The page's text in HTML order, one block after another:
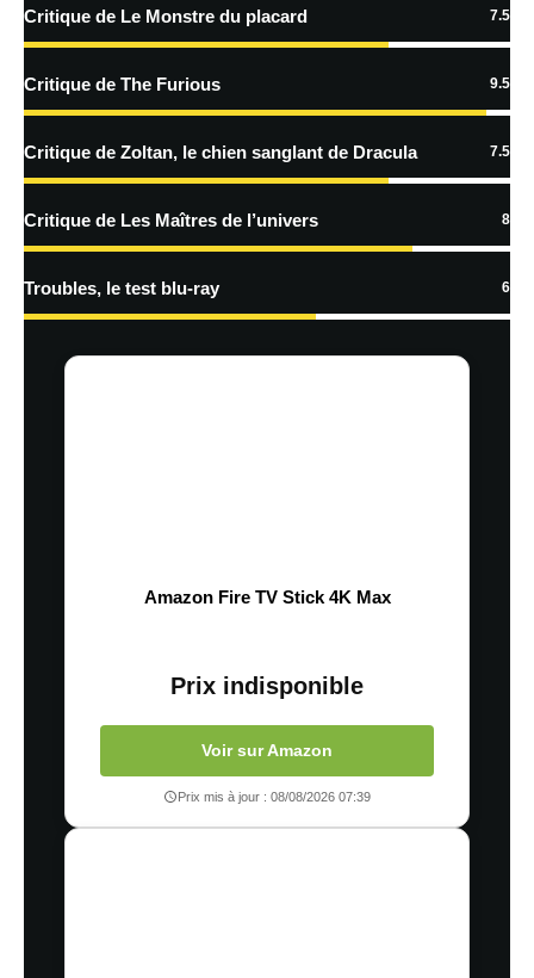
En savoir
traitées
Critique de Le Monstre du placard 7.5
Critique de The Furious 9.5
Critique de Zoltan, le chien sanglant de Dracula 7.5
Critique de Les Maîtres de l’univers 8
Troubles, le test blu-ray 6
Amazon Fire TV Stick 4K Max
Prix indisponible
Voir sur Amazon
Prix mis à jour : 08/08/2026 07:39